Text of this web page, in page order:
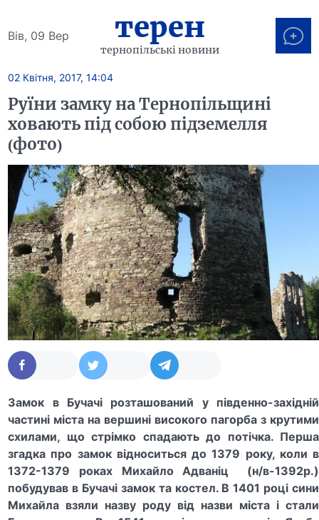
Вів, 09 Вер терен
тернопільські новини
02 Квітня, 2017, 14:04
Руїни замку на Тернопільщині
ховають під собою підземелля
(фото)
Замок в Бучачі розташований у південно-західній
частині міста на вершині високого пагорба з крутими
схилами, що стрімко спадають до потічка. Перша
згадка про замок відноситься до 1379 року, коли в
1372-1379 роках Михайло Адваніц (н/в-1392р.)
побудував в Бучачі замок та костел. В 1401 році сини
Михайла взяли назву роду від назви міста і стали